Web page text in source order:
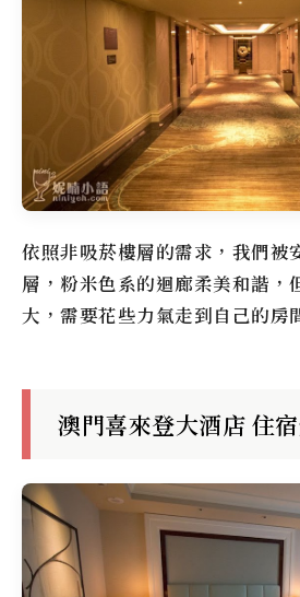
依照非吸菸樓層的需求，我們被
層，粉米色系的迴廊柔美和諧，
大，需要花些力氣走到自己的房
澳門喜來登大酒店 住